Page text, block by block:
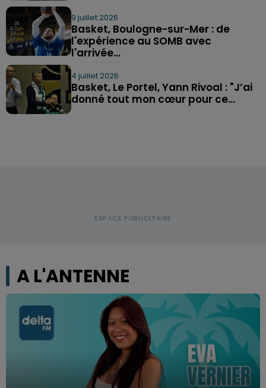
9 juillet 2026
Basket, Boulogne-sur-Mer : de
l'expérience au SOMB avec
l'arrivée...
4 juillet 2026
Basket, Le Portel, Yann Rivoal : "J’ai
donné tout mon cœur pour ce...
A L'ANTENNE